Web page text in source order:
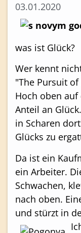
03.01.2020
was ist Glück?
Wer kennt
"The Pursuit
Hoch oben
Anteil an
in Scharen
Glücks zu
Da ist ein
ein Arbeiter.
Schwachen,
nach oben.
und stürzt in